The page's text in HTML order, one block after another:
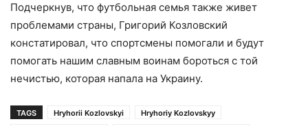
Подчеркнув, что футбольная семья также живет
проблемами страны, Григорий Козловский
констатировал, что спортсмены помогали и будут
помогать нашим славным воинам бороться с той
нечистью, которая напала на Украину.
TAGS Hryhorii Kozlovskyi
Hryhoriy Kozlovskyy